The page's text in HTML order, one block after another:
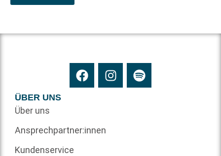
ÜBER UNS
Über uns
Ansprechpartner:innen
Kundenservice